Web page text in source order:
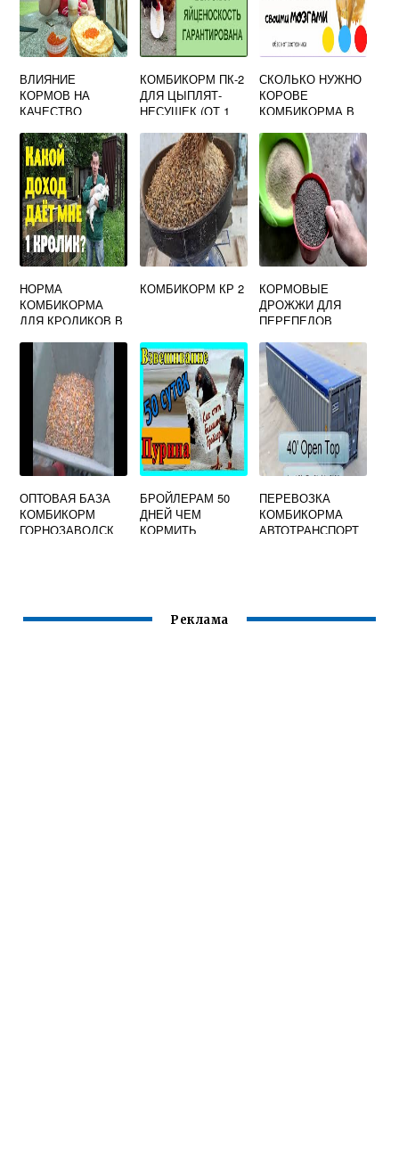
ВЛИЯНИЕ
КОРМОВ НА
КАЧЕСТВО
СВИНЕЙ
КОМБИКОРМ ПК-2
ДЛЯ ЦЫПЛЯТ-
НЕСУШЕК (ОТ 1
«СЫТНЫЙ
PREMIUM»
СКОЛЬКО НУЖНО
КОРОВЕ
КОМБИКОРМА В
НОРМА
КОМБИКОРМА
ДЛЯ КРОЛИКОВ В
ГОЛОВУ
КОМБИКОРМ КР 2
КОРМОВЫЕ
ДРОЖЖИ ДЛЯ
ПЕРЕПЕЛОВ
ОПТОВАЯ БАЗА
КОМБИКОРМ
ГОРНОЗАВОДСК
БРОЙЛЕРАМ 50
ДНЕЙ ЧЕМ
КОРМИТЬ
ПЕРЕВОЗКА
КОМБИКОРМА
АВТОТРАНСПОРТ
Реклама